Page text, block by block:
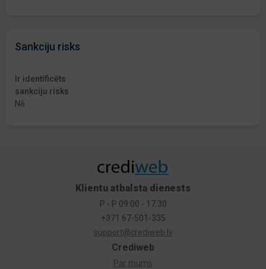
Sankciju risks
Ir identificēts
sankciju risks
Nē
Crediweb
Par mums
Klientu atbalsta dienests
P - P 09:00 - 17:30
+371 67-501-335
support@crediweb.lv